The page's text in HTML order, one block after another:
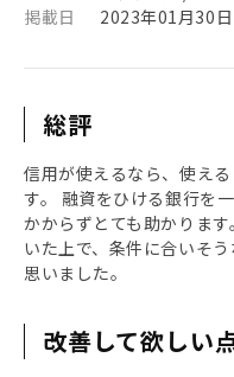
掲載日
2023年01月30日
総評
信用が使えるなら、使え
す。 融資をひける銀行を
かからずとても助かりま
いた上で、条件に合いそ
思いました。
改善して欲しい